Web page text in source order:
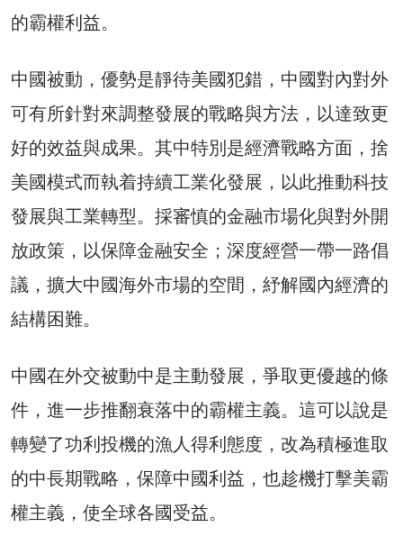
的霸權利益。
中國被動，優勢是靜待美國犯錯，中國對內對外
可有所針對來調整發展的戰略與方法，以達致更
好的效益與成果。其中特別是經濟戰略方面，捨
美國模式而執着持續工業化發展，以此推動科技
發展與工業轉型。採審慎的金融市場化與對外開
放政策，以保障金融安全；深度經營一帶一路倡
議，擴大中國海外市場的空間，紓解國內經濟的
結構困難。
中國在外交被動中是主動發展，爭取更優越的條
件，進一步推翻衰落中的霸權主義。這可以說是
轉變了功利投機的漁人得利態度，改為積極進取
的中長期戰略，保障中國利益，也趁機打擊美霸
權主義，使全球各國受益。